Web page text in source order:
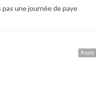
pas une journée de paye
Reply